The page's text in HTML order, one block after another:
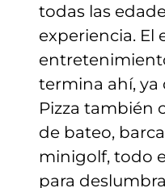
todas las
experiencia. El
termina ahí, ya
Pizza también
de bateo,
minigolf, todo
para